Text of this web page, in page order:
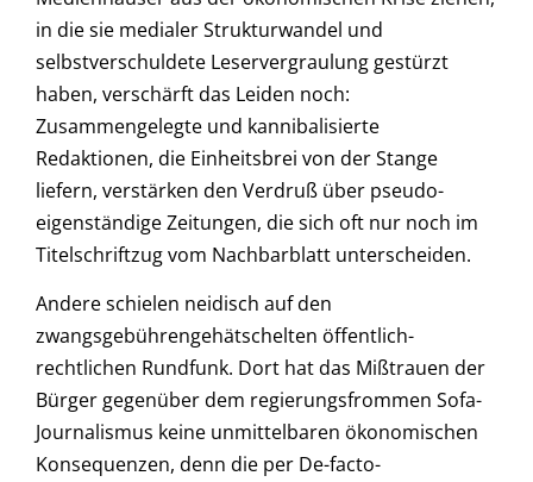
in die sie medialer Strukturwandel und
selbstverschuldete Leservergraulung gestürzt
haben, verschärft das Leiden noch:
Zusammengelegte und kannibalisierte
Redaktionen, die Einheitsbrei von der Stange
liefern, verstärken den Verdruß über pseudo-
eigenständige Zeitungen, die sich oft nur noch im
Titelschriftzug vom Nachbarblatt unterscheiden.
Andere schielen neidisch auf den
zwangsgebührengehätschelten öffentlich-
rechtlichen Rundfunk. Dort hat das Mißtrauen der
Bürger gegenüber dem regierungsfrommen Sofa-
Journalismus keine unmittelbaren ökonomischen
Konsequenzen, denn die per De-facto-